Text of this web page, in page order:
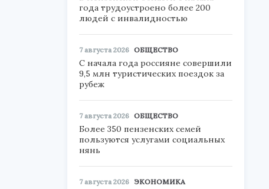
года трудоустроено более 200
людей с инвалидностью
7 августа 2026 ОБЩЕСТВО
С начала года россияне совершили
9,5 млн туристических поездок за
рубеж
7 августа 2026 ОБЩЕСТВО
Более 350 пензенских семей
пользуются услугами социальных
нянь
7 августа 2026 ЭКОНОМИКА